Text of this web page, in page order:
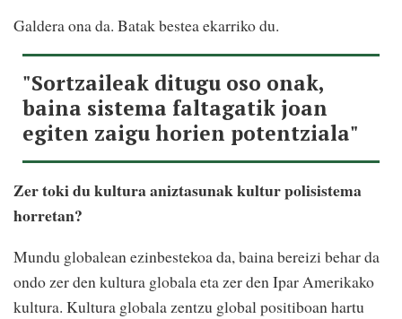
Galdera ona da. Batak bestea ekarriko du.
"Sortzaileak ditugu oso onak,
baina sistema faltagatik joan
egiten zaigu horien potentziala"
Zer toki du kultura aniztasunak kultur polisistema
horretan?
Mundu globalean ezinbestekoa da, baina bereizi behar da
ondo zer den kultura globala eta zer den Ipar Amerikako
kultura. Kultura globala zentzu global positiboan hartu